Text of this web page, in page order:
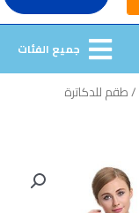
جميع الفئات
/ طقم للدكاترة